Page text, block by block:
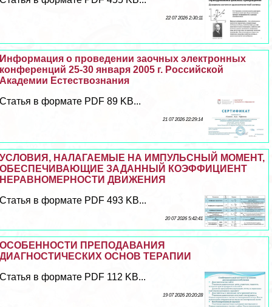
22 07 2026 2:30:11
Информация о проведении заочных электронных
конференций 25-30 января 2005 г. Российской
Академии Естествознания
Статья в формате PDF 89 KB...
21 07 2026 22:29:14
УСЛОВИЯ, НАЛАГАЕМЫЕ НА ИМПУЛЬСНЫЙ МОМЕНТ,
ОБЕСПЕЧИВАЮЩИЕ ЗАДАННЫЙ КОЭФФИЦИЕНТ
НЕРАВНОМЕРНОСТИ ДВИЖЕНИЯ
Статья в формате PDF 493 KB...
20 07 2026 5:42:41
ОСОБЕННОСТИ ПРЕПОДАВАНИЯ
ДИАГНОСТИЧЕСКИХ ОСНОВ ТЕРАПИИ
Статья в формате PDF 112 KB...
19 07 2026 20:20:28